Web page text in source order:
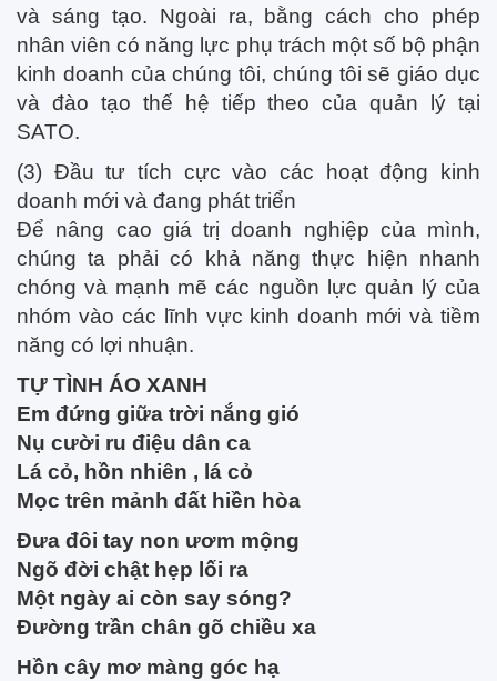
và sáng tạo. Ngoài ra, bằng cách cho phép
nhân viên có năng lực phụ trách một số bộ phận
kinh doanh của chúng tôi, chúng tôi sẽ giáo dục
và đào tạo thế hệ tiếp theo của quản lý tại
SATO.
(3) Đầu tư tích cực vào các hoạt động kinh
doanh mới và đang phát triển
Để nâng cao giá trị doanh nghiệp của mình,
chúng ta phải có khả năng thực hiện nhanh
chóng và mạnh mẽ các nguồn lực quản lý của
nhóm vào các lĩnh vực kinh doanh mới và tiềm
năng có lợi nhuận.
TỰ TÌNH ÁO XANH
Em đứng giữa trời nắng gió
Nụ cười ru điệu dân ca
Lá cỏ, hồn nhiên , lá cỏ
Mọc trên mảnh đất hiền hòa
Đưa đôi tay non ươm mộng
Ngõ đời chật hẹp lối ra
Một ngày ai còn say sóng?
Đường trần chân gõ chiều xa
Hồn cây mơ màng góc hạ